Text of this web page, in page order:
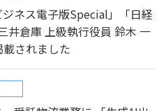
ジネス電子版Special」「日経
井倉庫 上級執行役員 鈴木 一
されました